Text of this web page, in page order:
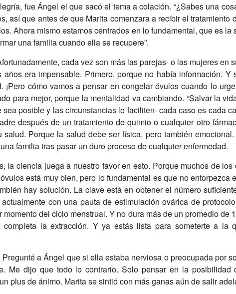
fue Ángel el que sacó el tema a colación. “¿Sabes una
así que antes de que Marita comenzara a recibir el tratamiento
Ahora mismo estamos centrados en lo fundamental, que es la
una familia cuando ella se recupere”.
cada vez son más las parejas- o las mujeres en
era impensable. Primero, porque no había información. Y
¡Pero cómo vamos a pensar en congelar óvulos cuando lo
para mejor, porque la mentalidad va cambiando. “Salvar la
posible y las circunstancias lo faciliten- cada caso es cada
después de un tratamiento de quimio o cualquier otro
Porque la salud debe ser física, pero también
familia tras pasar un duro proceso de cualquier enfermedad.
la ciencia juega a nuestro favor en esto. Porque muchos de
está muy bien, pero lo fundamental es que no entorpezca
hay solución. La clave está en obtener el número
con una pauta de estimulación ovárica de
del ciclo menstrual. Y no dura más de un promedio de
la extracción. Y ya estás lista para someterte a la
a Ángel que si ella estaba nerviosa o preocupada por
Me dijo que todo lo contrario. Solo pensar en la posibilidad
plus de ánimo. Marita se sintió con más ganas aún de salir